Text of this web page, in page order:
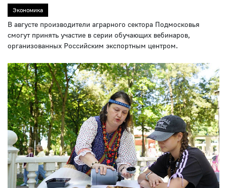
Экономика
В августе производители аграрного сектора Подмосковья
смогут принять участие в серии обучающих вебинаров,
организованных Российским экспортным центром.